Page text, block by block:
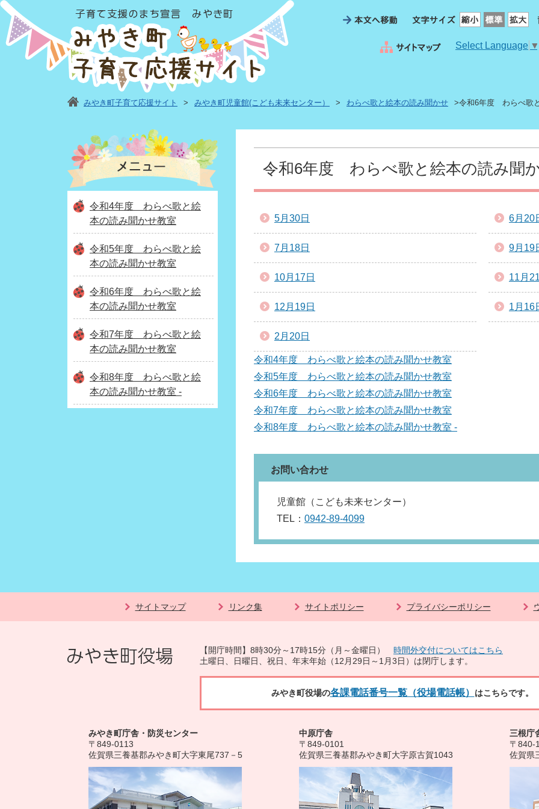
Select Language ▼
みやき町子育て応援サイト > みやき町児童館(こども未来センター） > わらべ歌と絵本の読み聞かせ >令和6年度 わらべ歌
令和4年度 わらべ歌と絵
本の読み聞かせ教室
令和5年度 わらべ歌と絵
本の読み聞かせ教室
令和6年度 わらべ歌と絵
本の読み聞かせ教室
令和7年度 わらべ歌と絵
本の読み聞かせ教室
令和8年度 わらべ歌と絵
本の読み聞かせ教室 -
令和6年度 わらべ歌と絵本の読み聞
5月30日 6月20
7月18日 9月19
10月17日 11月
12月19日 1月16
2月20日
令和4年度 わらべ歌と絵本の読み聞かせ教室
令和5年度 わらべ歌と絵本の読み聞かせ教室
令和6年度 わらべ歌と絵本の読み聞かせ教室
令和7年度 わらべ歌と絵本の読み聞かせ教室
令和8年度 わらべ歌と絵本の読み聞かせ教室 -
お問い合わせ
児童館（こども未来センター）
TEL： 0942-89-4099
サイトマップ リンク集 サイトポリシー プライバシーポリシー
【開庁時間】8時30分～17時15分（月～金曜日） 時間外交付についてはこちら
土曜日、日曜日、祝日、年末年始（12月29日～1月3日）は閉庁します。
みやき町役場の各課電話番号一覧（役場電話帳） はこちらです。
みやき町庁舎・防災センター
〒849-0113
佐賀県三養基郡みやき町大字東尾737－5
中原庁舎
〒849-0101
佐賀県三養基郡みやき町大字原古賀1043
三根庁
〒840-
佐賀県